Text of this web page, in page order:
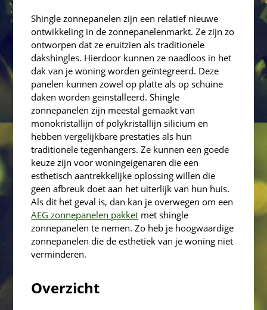
Shingle zonnepanelen zijn een relatief nieuwe
ontwikkeling in de zonnepanelenmarkt. Ze zijn zo
ontworpen dat ze eruitzien als traditionele
dakshingles. Hierdoor kunnen ze naadloos in het
dak van je woning worden geïntegreerd. Deze
panelen kunnen zowel op platte als op schuine
daken worden geïnstalleerd. Shingle
zonnepanelen zijn meestal gemaakt van
monokristallijn of polykristallijn silicium en
hebben vergelijkbare prestaties als hun
traditionele tegenhangers. Ze kunnen een goede
keuze zijn voor woningeigenaren die een
esthetisch aantrekkelijke oplossing willen die
geen afbreuk doet aan het uiterlijk van hun huis.
Als dit het geval is, dan kan je overwegen om een
AEG zonnepanelen pakket met shingle
zonnepanelen te nemen. Zo heb je hoogwaardige
zonnepanelen die de esthetiek van je woning niet
verminderen.
Overzicht